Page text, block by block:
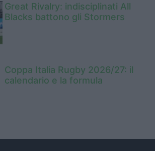
Great Rivalry: indisciplinati All
Blacks battono gli Stormers
Coppa Italia Rugby 2026/27: il
calendario e la formula